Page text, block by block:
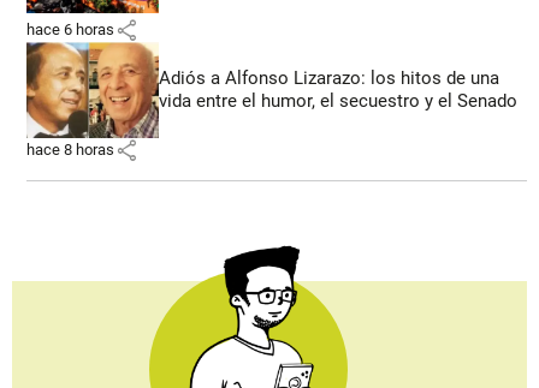
hace 6 horas share
Adiós a Alfonso Lizarazo: los hitos de una
vida entre el humor, el secuestro y el Senado
hace 8 horas share